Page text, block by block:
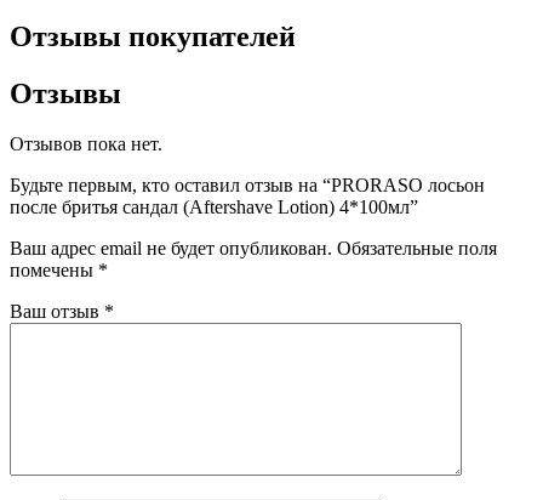
Отзывы покупателей
Отзывы
Отзывов пока нет.
Будьте первым, кто оставил отзыв на “PRORASO лосьон
после бритья сандал (Aftershave Lotion) 4*100мл”
Ваш адрес email не будет опубликован. Обязательные поля
помечены *
Ваш отзыв *